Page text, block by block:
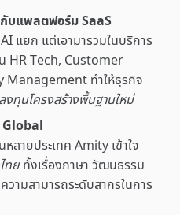
บแพลตฟอร์ม SaaS
แยก แต่เอามารวมในบริการ
HR Tech, Customer
ทำให้ธุรกิจ
งทุนโครงสร้างพื้นฐานใหม่
ลายประเทศ Amity เข้าใจ
ทยทั้งเรื่องภาษา วัฒนธรรม
ามสามารถระดับสากรในการ